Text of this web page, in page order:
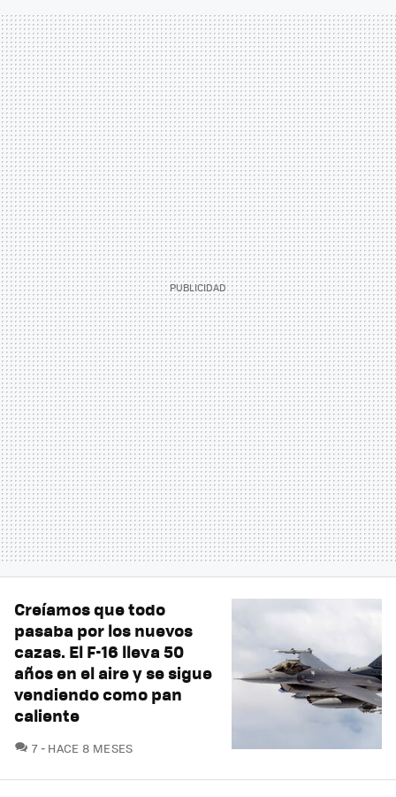
Creíamos que todo
pasaba por los nuevos
cazas. El F-16 lleva 50
años en el aire y se sigue
vendiendo como pan
caliente
7COMENTARIOS
HACE 8 MESES